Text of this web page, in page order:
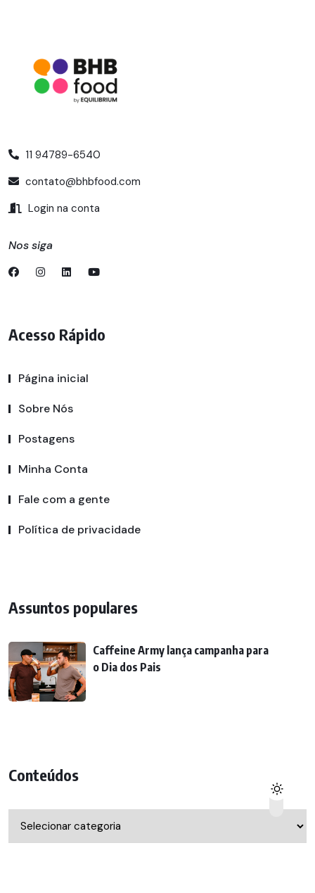
11 94789-6540
contato@bhbfood.com
Login na conta
Nos siga
Acesso Rápido
Página inicial
Sobre Nós
Postagens
Minha Conta
Fale com a gente
Política de privacidade
Assuntos populares
Caffeine Army lança campanha para
o Dia dos Pais
Conteúdos
Conteúdos